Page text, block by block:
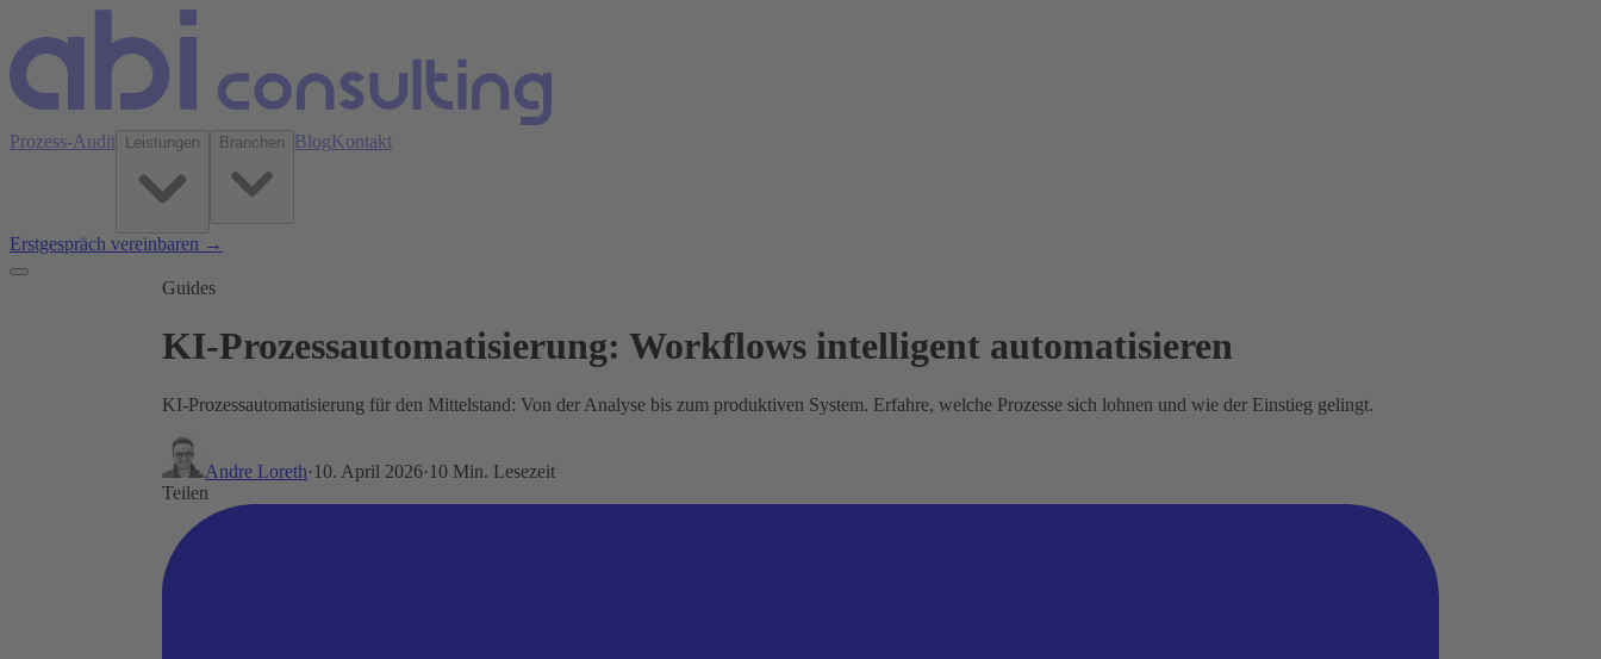
Prozess-Audit Leistungen Branchen BlogKontakt
Erstgespräch vereinbaren →
Guides
KI-Prozessautomatisierung: Workflows intelligent automatisieren
KI-Prozessautomatisierung für den Mittelstand: Von der Analyse bis zum produktiven System. Erfahre, welche Prozesse sich lohnen und wie der Einstieg gelingt.
Andre Loreth·10. April 2026·10 Min. Lesezeit
Teilen